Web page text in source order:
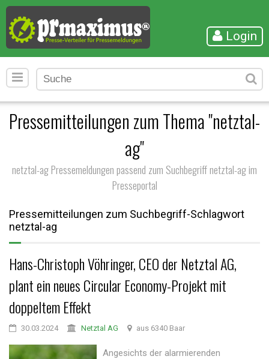
Login
Pressemitteilungen zum Thema "netztal-
ag"
netztal-ag Pressemeldungen passend zum Suchbegriff netztal-ag im
Presseportal
Pressemitteilungen zum Suchbegriff-Schlagwort
netztal-ag
Hans-Christoph Vöhringer, CEO der Netztal AG,
plant ein neues Circular Economy-Projekt mit
doppeltem Effekt
30.03.2024 Netztal AG aus 6340 Baar
Angesichts der alarmierenden